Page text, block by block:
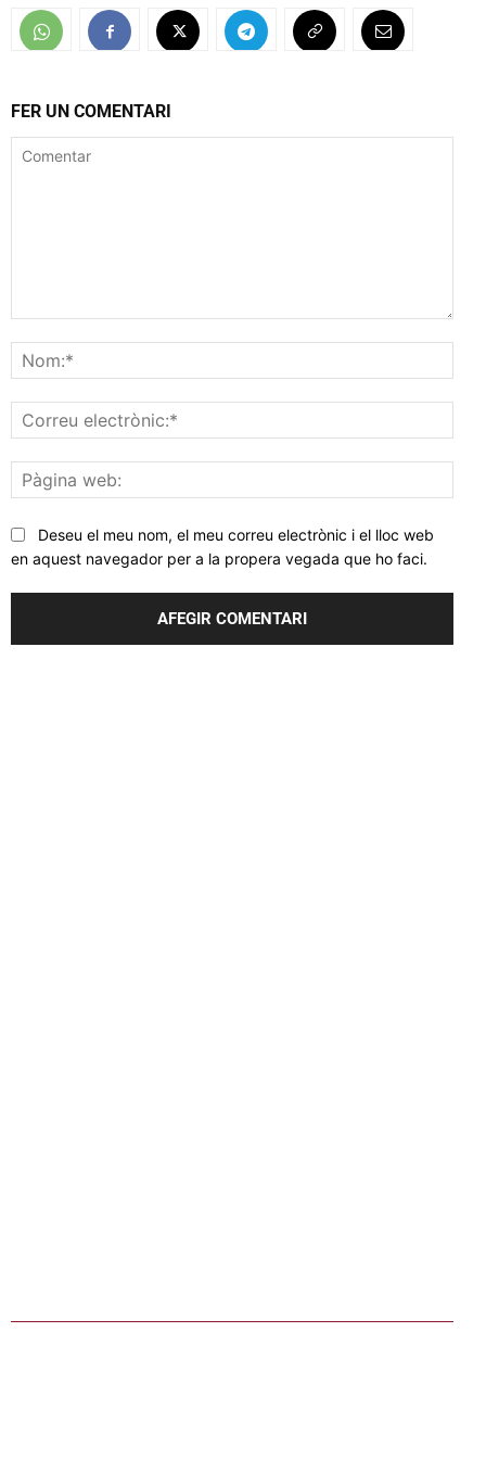
FER UN COMENTARI
web:
Deseu el meu nom, el meu correu electrònic i el lloc web
en aquest navegador per a la propera vegada que ho faci.